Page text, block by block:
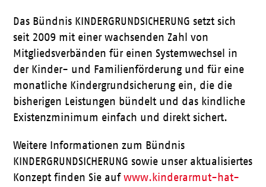
Das Bündnis KINDERGRUNDSICHERUNG setzt sich
seit 2009 mit einer wachsenden Zahl von
Mitgliedsverbänden für einen Systemwechsel in
der Kinder- und Familienförderung und für eine
monatliche Kindergrundsicherung ein, die die
bisherigen Leistungen bündelt und das kindliche
Existenzminimum einfach und direkt sichert.
Weitere Informationen zum Bündnis
KINDERGRUNDSICHERUNG sowie unser aktualisiertes
Konzept finden Sie aufwww.kinderarmut-hat-